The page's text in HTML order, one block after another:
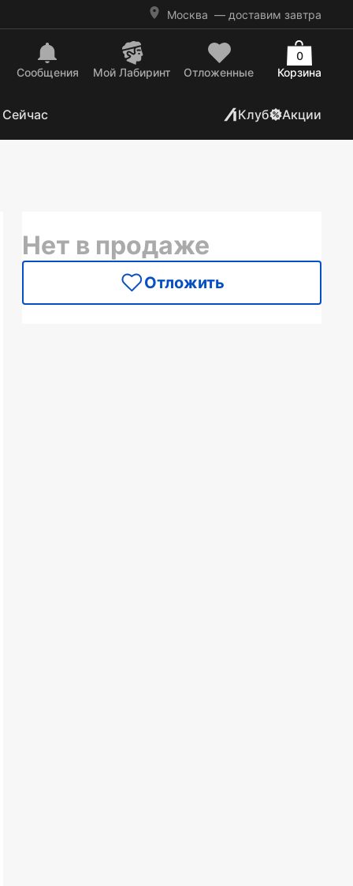
Москва — доставим завтра
Сообщения Mой Лабиринт Отложенные Корзина
0
Клуб Акции
Нет в продаже
Отложить